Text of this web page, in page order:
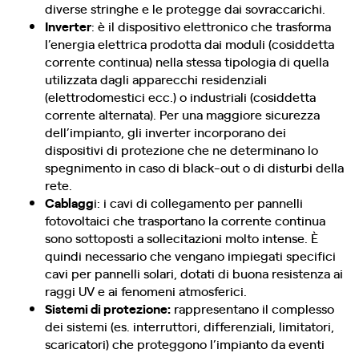
diverse stringhe e le protegge dai sovraccarichi.
Inverter: è il dispositivo elettronico che trasforma
l’energia elettrica prodotta dai moduli (cosiddetta
corrente continua) nella stessa tipologia di quella
utilizzata dagli apparecchi residenziali
(elettrodomestici ecc.) o industriali (cosiddetta
corrente alternata). Per una maggiore sicurezza
dell’impianto, gli inverter incorporano dei
dispositivi di protezione che ne determinano lo
spegnimento in caso di black-out o di disturbi della
rete.
Cablaggi: i cavi di collegamento per pannelli
fotovoltaici che trasportano la corrente continua
sono sottoposti a sollecitazioni molto intense. È
quindi necessario che vengano impiegati specifici
cavi per pannelli solari, dotati di buona resistenza ai
raggi UV e ai fenomeni atmosferici.
Sistemi di protezione: rappresentano il complesso
dei sistemi (es. interruttori, differenziali, limitatori,
scaricatori) che proteggono l’impianto da eventi